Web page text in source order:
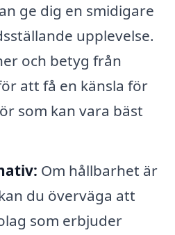
ge dig en smidigare
upplevelse.
och betyg från
att få en känsla för
som kan vara bäst
Om hållbarhet är
du överväga att
som erbjuder